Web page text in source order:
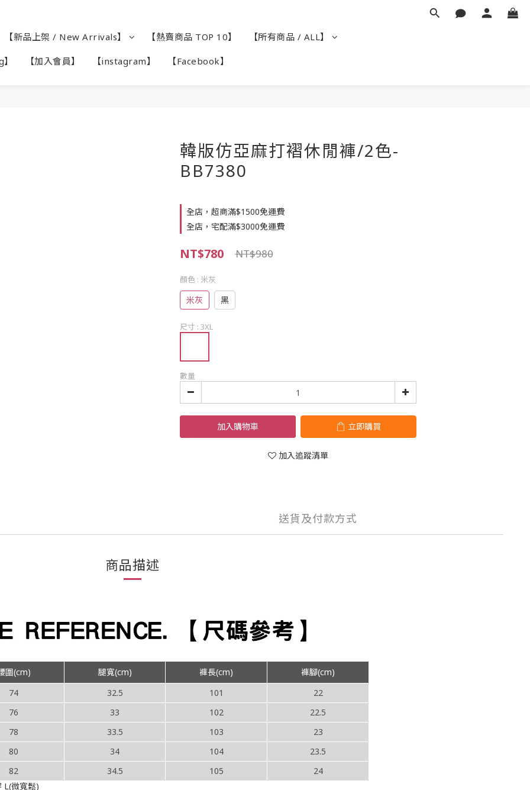
【新品上架 / New Arrivals】 【熱賣商品 TOP 10】 【所有商品 / ALL】
【加入會員】 【instagram】 【Facebook】
韓版仿亞麻打褶休閒褲/2色-
BB7380
全店，超商滿$1500免運費
全店，宅配滿$3000免運費
NT$780 NT$980
顏色 : 米灰
米灰 黑
尺寸 : 3XL
數量
加入購物車 立即購買
加入追蹤清單
送貨及付款方式
商品描述
圍(cm) 腿寬(cm) 褲長(cm)
褲腳(cm)
74
32.5 101
22
76
33 102
22.5
78
33.5 103
23
80
34 104
23.5
82
34.5 105
24
微寬鬆)